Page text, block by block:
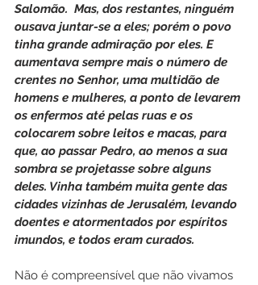
Salomão.  Mas, dos restantes, ninguém
ousava juntar-se a eles; porém o povo
tinha grande admiração por eles. E
aumentava sempre mais o número de
crentes no Senhor, uma multidão de
homens e mulheres, a ponto de levarem
os enfermos até pelas ruas e os
colocarem sobre leitos e macas, para
que, ao passar Pedro, ao menos a sua
sombra se projetasse sobre alguns
deles. Vinha também muita gente das
cidades vizinhas de Jerusalém, levando
doentes e atormentados por espíritos
imundos, e todos eram curados.
Não é compreensível que não vivamos